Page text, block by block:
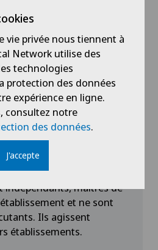
moyens
s’appuyer sur des
parmi les plus
combinée avec
indépendants, maitres de
et ne sont
Ils agissent
établissements.
vie privée nous tiennent à
Network utilise des
technologies
protection des données
expérience en ligne.
consultez notre
des données.
J'accepte